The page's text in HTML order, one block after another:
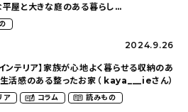
屋と大きな庭のある暮らし
さん）
2024.9.26
ンテリア】家族が心地よく暮らせる収納のあ
活感のある整ったお家（ kaya___ieさん）
ア コラム 読みもの